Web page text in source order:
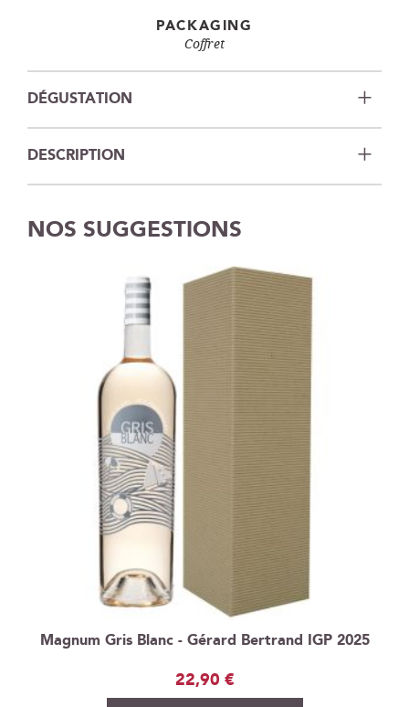
PACKAGING
Coffret
DÉGUSTATION
DESCRIPTION
NOS SUGGESTIONS
Magnum Gris Blanc - Gérard Bertrand IGP 2025
22,90 €